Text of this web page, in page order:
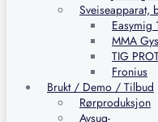
Sveiseapparat,
Easymig
MMA
TIG
Fronius
Brukt / Demo / Tilbud
Rørproduksjon
Avsug-